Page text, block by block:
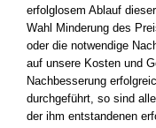
erfolglosem Ablauf
Wahl Minderung des
oder die notwendige
auf unsere Kosten und
Nachbesserung
durchgeführt, so sind
der ihm entstandenen